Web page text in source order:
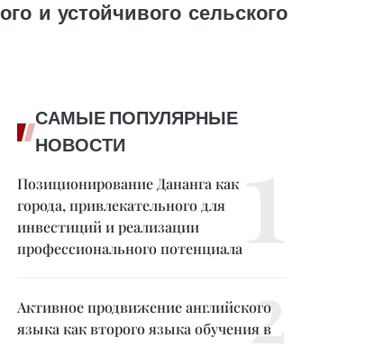
и устойчивого сельского
САМЫЕ ПОПУЛЯРНЫЕ
НОВОСТИ
Позиционирование Дананга как
города, привлекательного для
инвестиций и реализации
профессионального потенциала
Активное продвижение английского
языка как второго языка обучения в